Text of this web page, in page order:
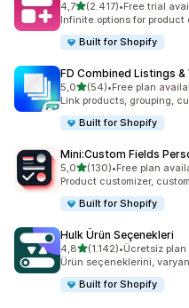
4,75 yıldız üzerinden
(2.417)
toplam 2417 değerlendirme
•Free trial
Infinite options for
Built for Shopify
FD Combined Listings &
5,05 yıldız üzerinden
(54)
toplam 54 değerlendirme
•Free plan
Link products, grouping,
Built for Shopify
Mini:Custom Fields
5,05 yıldız üzerinden
(130)
toplam 130 değerlendirme
•Free plan
Product customizer,
Built for Shopify
Hulk Ürün Seçenekleri
4,85 yıldız üzerinden
(1.142)
toplam 1142 değerlendirme
•Ücretsiz
Ürün seçeneklerini,
Built for Shopify